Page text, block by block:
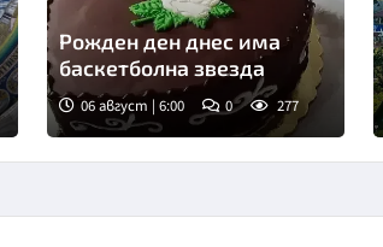
Рожден ден днес има
баскетболна звезда
06 август | 6:00 0 277